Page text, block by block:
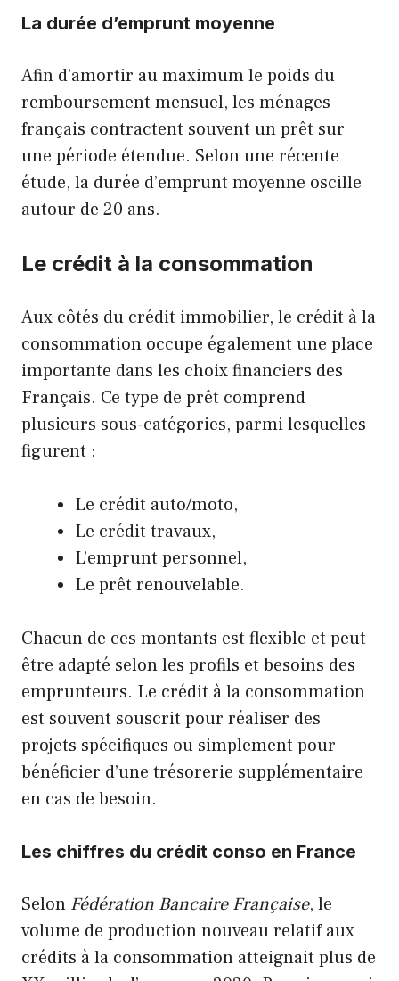
La durée d’emprunt moyenne
Afin d’amortir au maximum le poids du
remboursement mensuel, les ménages
français contractent souvent un prêt sur
une période étendue. Selon une récente
étude, la durée d’emprunt moyenne oscille
autour de 20 ans.
Le crédit à la consommation
Aux côtés du crédit immobilier, le crédit à la
consommation occupe également une place
importante dans les choix financiers des
Français. Ce type de prêt comprend
plusieurs sous-catégories, parmi lesquelles
figurent :
Le crédit auto/moto,
Le crédit travaux,
L’emprunt personnel,
Le prêt renouvelable.
Chacun de ces montants est flexible et peut
être adapté selon les profils et besoins des
emprunteurs. Le crédit à la consommation
est souvent souscrit pour réaliser des
projets spécifiques ou simplement pour
bénéficier d’une trésorerie supplémentaire
en cas de besoin.
Les chiffres du crédit conso en France
Selon Fédération Bancaire Française, le
volume de production nouveau relatif aux
crédits à la consommation atteignait plus de